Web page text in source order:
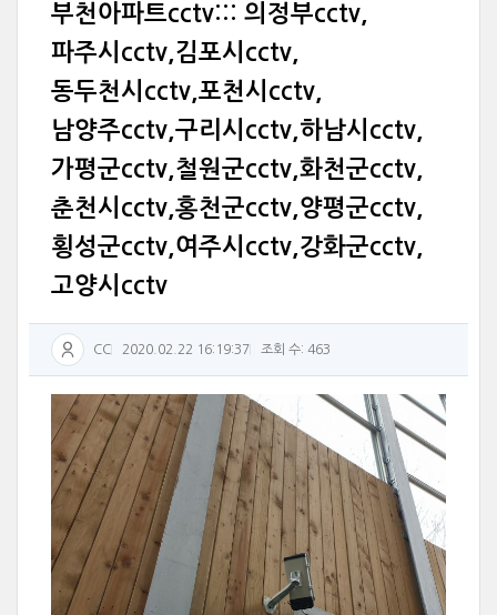
부천아파트cctv::: 의정부cctv,
파주시cctv,김포시cctv,
동두천시cctv,포천시cctv,
남양주cctv,구리시cctv,하남시cctv,
가평군cctv,철원군cctv,화천군cctv,
춘천시cctv,홍천군cctv,양평군cctv,
횡성군cctv,여주시cctv,강화군cctv,
고양시cctv
CC 2020.02.22 16:19:37 조회 수: 463